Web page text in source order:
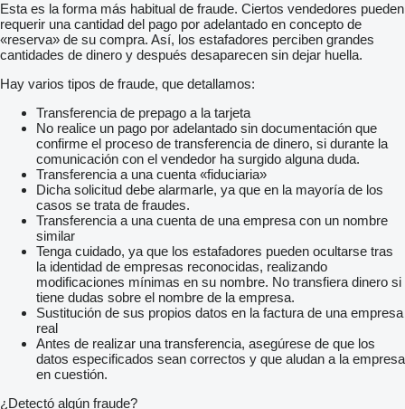
Esta es la forma más habitual de fraude. Ciertos vendedores pueden
requerir una cantidad del pago por adelantado en concepto de
«reserva» de su compra. Así, los estafadores perciben grandes
cantidades de dinero y después desaparecen sin dejar huella.
Hay varios tipos de fraude, que detallamos:
Transferencia de prepago a la tarjeta
No realice un pago por adelantado sin documentación que
confirme el proceso de transferencia de dinero, si durante la
comunicación con el vendedor ha surgido alguna duda.
Transferencia a una cuenta «fiduciaria»
Dicha solicitud debe alarmarle, ya que en la mayoría de los
casos se trata de fraudes.
Transferencia a una cuenta de una empresa con un nombre
similar
Tenga cuidado, ya que los estafadores pueden ocultarse tras
la identidad de empresas reconocidas, realizando
modificaciones mínimas en su nombre. No transfiera dinero si
tiene dudas sobre el nombre de la empresa.
Sustitución de sus propios datos en la factura de una empresa
real
Antes de realizar una transferencia, asegúrese de que los
datos especificados sean correctos y que aludan a la empresa
en cuestión.
¿Detectó algún fraude?